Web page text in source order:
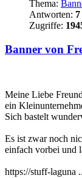
Thema:
Antworten: 7
Zugriffe:
Banner von
Meine Liebe
ein
Sich bastelt
Es ist zwar noch
einfach vorbei und
https://stuff-laguna